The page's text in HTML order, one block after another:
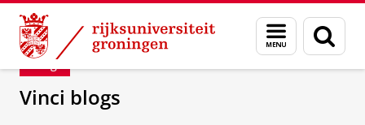
Skip
Content
Skip
Navigation
Menu
en
zoeken
Department of Innovation Management &
Blog
Vinci blogs